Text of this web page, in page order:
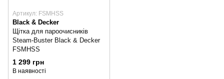
Артикул: FSMHSS
Black & Decker
Щітка для пароочисників
Steam-Buster Black & Decker
FSMHSS
1 299 грн
В наявності